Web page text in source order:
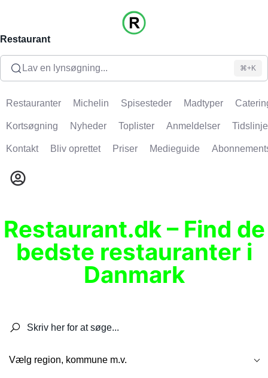
Restaurant
Lav en lynsøgning... ⌘+K
Restauranter Michelin Spisesteder Madtyper
Kortsøgning Nyheder Toplister Anmeldelser Tidslinje
Kontakt Bliv oprettet Priser Medieguide
Restaurant.dk – Find de
bedste restauranter i
Danmark
Vælg region, kommune m.v.